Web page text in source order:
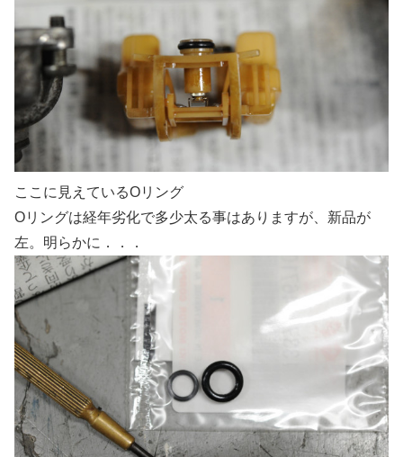
ここに見えているOリング
Oリングは経年劣化で多少太る事はありますが、新品が
左。明らかに．．．